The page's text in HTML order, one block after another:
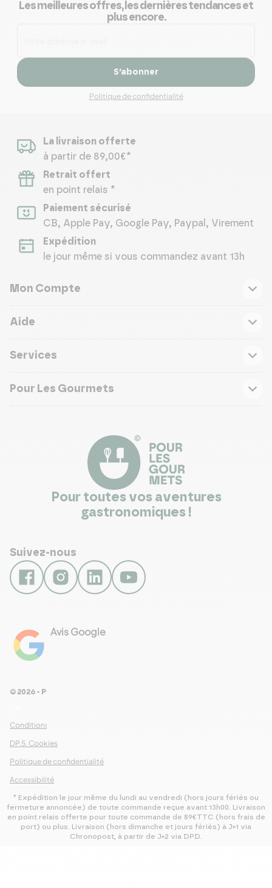
Les meilleures offres, les dernières tendances et
plus encore.
S’abonner
Politique de confidentialité
La livraison offerte
à partir de 89,00€*
Retrait offert
en point relais *
Paiement sécurisé
CB, Apple Pay, Google Pay, Paypal, Virement
Expédition
le jour même si vous commandez avant 13h
Mon Compte
Aide
Services
Pour Les Gourmets
Pour toutes vos aventures
gastronomiques !
Suivez-nous
Avis Google
Conditions Générales de Ventes
DP.5. Cookies
Politique de confidentialité
Accessibilité
© 2026 - Pour Les Gourmets
* Expédition le jour même du lundi au vendredi (hors jours fériés ou
fermeture annoncée) de toute commande reçue avant 13h00. Livraison
en point relais offerte pour toute commande de 89€TTC (hors frais de
port) ou plus. Livraison (hors dimanche et jours fériés) à J+1 via
Chronopost, à partir de J+2 via DPD.